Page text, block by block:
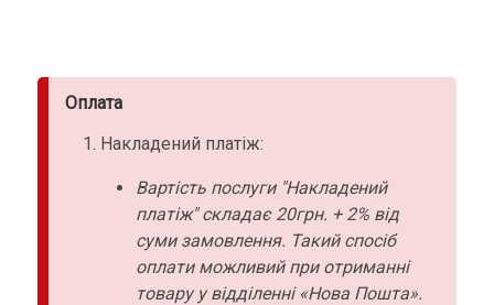
Оплата
Накладений платіж:
Вартість послуги "Накладений
платіж" складає 20грн. + 2% від
суми замовлення. Такий спосіб
оплати можливий при отриманні
товару у відділенні «Нова Пошта».